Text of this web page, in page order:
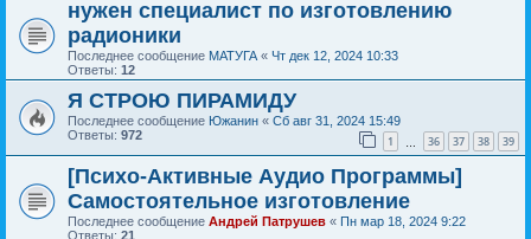
нужен специалист по изготовлению
радионики
Последнее сообщение МАТУГА « Чт дек 12, 2024 10:33
Ответы: 12
Я СТРОЮ ПИРАМИДУ
Последнее сообщение Южанин « Сб авг 31, 2024 15:49
Ответы: 972 1 36 37 38 39
[Психо-Активные Аудио Программы]
Самостоятельное изготовление
Последнее сообщение Андрей Патрушев « Пн мар 18, 2024 9:22
Ответы: 21